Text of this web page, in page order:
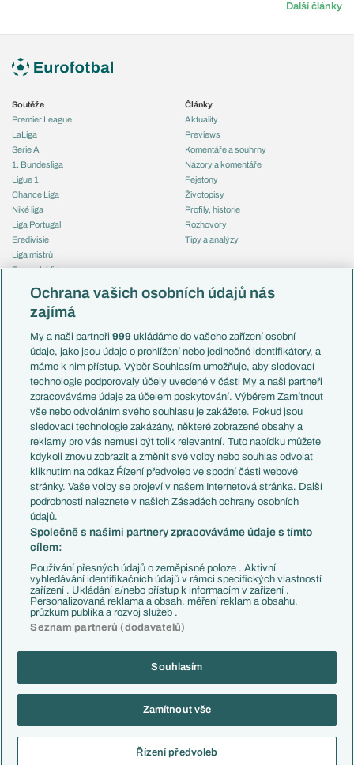
Další články
Soutěže
Premier League
LaLiga
Serie A
1. Bundesliga
Ligue 1
Chance Liga
Niké liga
Liga Portugal
Eredivisie
Liga mistrů
Evropská liga
Mistrovství světa
Liga národů
Témata
Představení týmů MS
EuroSkauting
PL v kostce
Evropské koeficienty
Přestupy
Přestupové spekulace
Zranění
Kluby
Arsenal FC
Chelsea FC
Manchester United
AC Milán
Juventus FC
Bayern Mnichov
FC Barcelona
Real Madrid
Články
Aktuality
Previews
Komentáře a souhrny
Názory a komentáře
Fejetony
Životopisy
Profily, historie
Rozhovory
Tipy a analýzy
Česko
Francie
Itálie
Německo
Španělsko
Argentina
Brazílie
Přestupy
Zápasy
Livescore
Tipovací soutěž
Copyright © 2001-2026 EuroFotbal.cz. Využíváme zpravodajství ČTK.
Informace o zpracování osobních údajů
Ochrana vašich osobních údajů nás
zajímá
My a naši partneři999 ukládáme do vašeho zařízení osobní
údaje, jako jsou údaje o prohlížení nebo jedinečné identifikátory, a
máme k nim přístup. Výběr Souhlasím umožňuje, aby sledovací
technologie podporovaly účely uvedené v části My a naši partneři
zpracováváme údaje za účelem poskytování. Výběrem Zamítnout
vše nebo odvoláním svého souhlasu je zakážete. Pokud jsou
sledovací technologie zakázány, některé zobrazené obsahy a
reklamy pro vás nemusí být tolik relevantní. Tuto nabídku můžete
kdykoli znovu zobrazit a změnit své volby nebo souhlas odvolat
kliknutím na odkaz Řízení předvoleb ve spodní části webové
stránky. Vaše volby se projeví v našem Internetová stránka. Další
podrobnosti naleznete v našich Zásadách ochrany osobních
údajů.
Společně s našimi partnery zpracováváme údaje s tímto
cílem:
Používání přesných údajů o zeměpisné poloze . Aktivní
vyhledávání identifikačních údajů v rámci specifických vlastností
zařízení . Ukládání a/nebo přístup k informacím v zařízení .
Personalizovaná reklama a obsah, měření reklam a obsahu,
průzkum publika a rozvoj služeb .
Seznam partnerů (dodavatelů)
Souhlasím
Zamítnout vše
Řízení předvoleb